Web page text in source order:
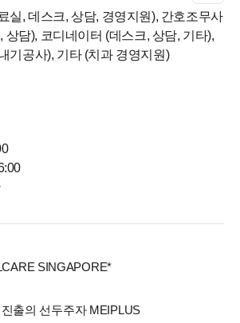
실, 데스크, 상담, 경영지원), 간호조무사
상담), 코디네이터 (데스크, 상담, 기타),
기공사), 기타 (치과 경영지원)
SINGAPORE*
출의 선두주자 MEIPLUS